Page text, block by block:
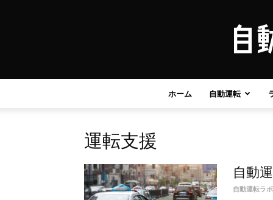
ホーム 自動運転
運転支援
自動
自動運転ラ